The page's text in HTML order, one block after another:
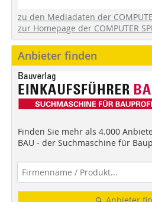
zu den Mediadaten der
zur Homepage der COMPUTER
Anbieter finden
Finden Sie mehr als 4.000
BAU - der Suchmaschine für